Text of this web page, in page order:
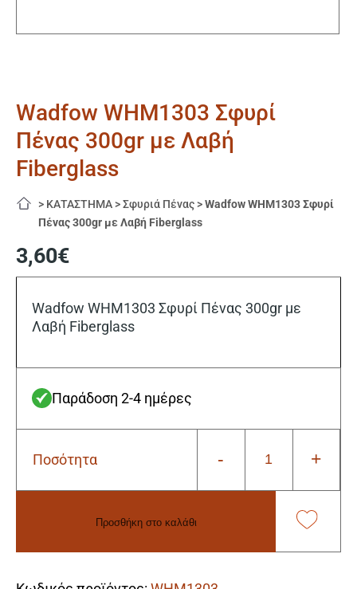
Wadfow WHM1303 Σφυρί
Πένας 300gr με Λαβή
Fiberglass
> ΚΑΤΑΣΤΗΜΑ >Σφυριά Πένας >Wadfow WHM1303 Σφυρί
Πένας 300gr με Λαβή Fiberglass
3,60€
Wadfow WHM1303 Σφυρί Πένας 300gr με
Λαβή Fiberglass
Παράδοση 2-4 ημέρες
Ποσότητα -
Wadfow
Fiberglass
+
Προσθήκη στο καλάθι